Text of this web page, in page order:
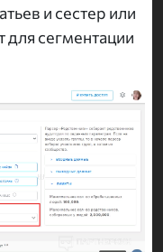
и сестер или
сегментации